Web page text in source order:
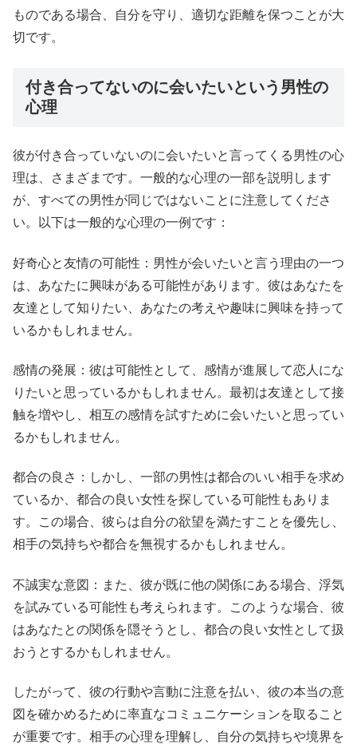
ものである場合、自分を守り、適切な距離を保つことが大
切です。
付き合ってないのに会いたいという男性の
心理
彼が付き合っていないのに会いたいと言ってくる男性の心
理は、さまざまです。一般的な心理の一部を説明します
が、すべての男性が同じではないことに注意してくださ
い。以下は一般的な心理の一例です：
好奇心と友情の可能性：男性が会いたいと言う理由の一つ
は、あなたに興味がある可能性があります。彼はあなたを
友達として知りたい、あなたの考えや趣味に興味を持って
いるかもしれません。
感情の発展：彼は可能性として、感情が進展して恋人にな
りたいと思っているかもしれません。最初は友達として接
触を増やし、相互の感情を試すために会いたいと思ってい
るかもしれません。
都合の良さ：しかし、一部の男性は都合のいい相手を求め
ているか、都合の良い女性を探している可能性もありま
す。この場合、彼らは自分の欲望を満たすことを優先し、
相手の気持ちや都合を無視するかもしれません。
不誠実な意図：また、彼が既に他の関係にある場合、浮気
を試みている可能性も考えられます。このような場合、彼
はあなたとの関係を隠そうとし、都合の良い女性として扱
おうとするかもしれません。
したがって、彼の行動や言動に注意を払い、彼の本当の意
図を確かめるために率直なコミュニケーションを取ること
が重要です。相手の心理を理解し、自分の気持ちや境界を